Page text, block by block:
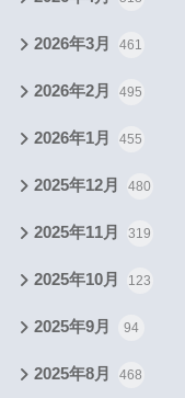
2026年3月 461
2026年2月 495
2026年1月 455
2025年12月 480
2025年11月 319
2025年10月 123
2025年9月 94
2025年8月 468